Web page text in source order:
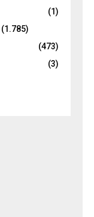
(1)
(1.785)
(473)
(3)